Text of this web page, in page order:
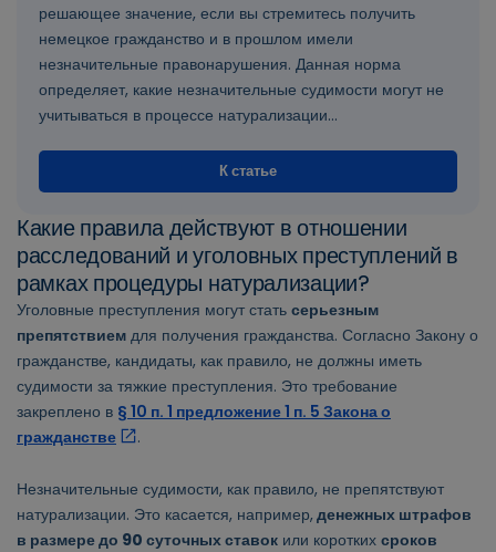
решающее значение, если вы стремитесь получить
немецкое гражданство и в прошлом имели
незначительные правонарушения. Данная норма
определяет, какие незначительные судимости могут не
учитываться в процессе натурализации...
К статье
Какие правила действуют в отношении
расследований и уголовных преступлений в
рамках процедуры натурализации?
Уголовные преступления могут стать серьезным
препятствием для получения гражданства. Согласно Закону о
гражданстве, кандидаты, как правило, не должны иметь
судимости за тяжкие преступления. Это требование
закреплено в § 10 п. 1 предложение 1 п. 5 Закона о
гражданстве
.
Незначительные судимости, как правило, не препятствуют
натурализации. Это касается, например, денежных штрафов
в размере до 90 суточных ставок или коротких сроков